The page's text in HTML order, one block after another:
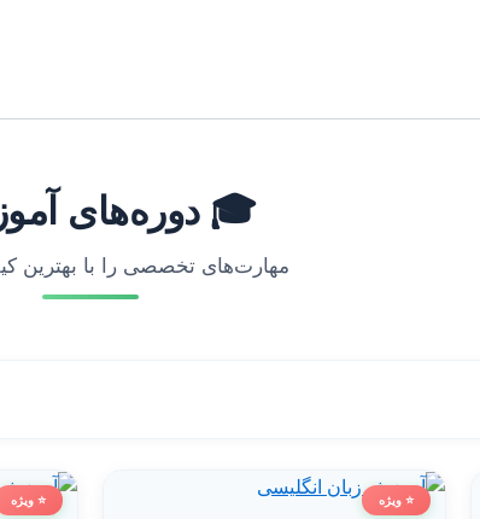
🎓 دوره‌های
مهارت‌های تخصصی را با بهترین
⭐ ویژه ⭐ ویژه